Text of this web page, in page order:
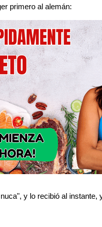
primero al alemán:
y lo recibió al instante,